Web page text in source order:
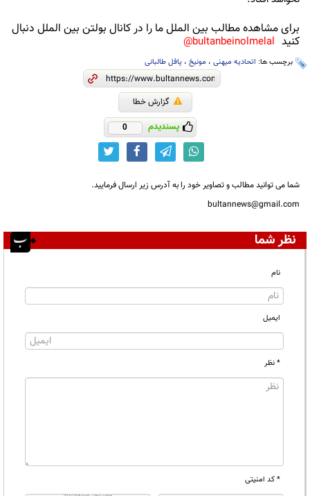
برای مشاهده مطالب بین الملل ما را در کانال بولتن بین الملل دنبال
کنید bultanbeinolmelal@
برچسب ها: اتحادیه میهنی ، مونیخ ، پافل طالبانی
گزارش خطا
پسندیدم 0
شما می توانید مطالب و تصاویر خود را به آدرس زیر ارسال فرمایید.
bultannews@gmail.com
نظر شما
نام
ایمیل
* نظر
* کد امنیتی